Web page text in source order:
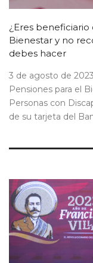
¿Eres beneficiario
Bienestar y no
debes hacer
3 de agosto de
Pensiones para el
Personas con
de su tarjeta del